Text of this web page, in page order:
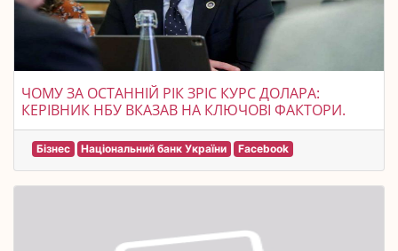
ЧОМУ ЗА ОСТАННІЙ РІК ЗРІС КУРС ДОЛАРА:
КЕРІВНИК НБУ ВКАЗАВ НА КЛЮЧОВІ ФАКТОРИ.
Бізнес Національний банк України Facebook